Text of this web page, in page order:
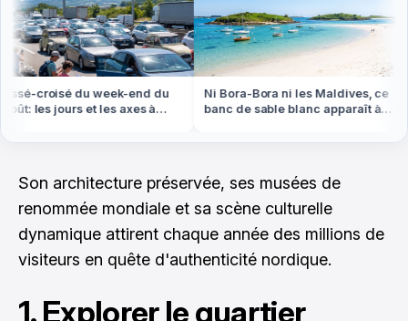
croisé du week-end du
les jours et les axes à
Ni Bora-Bora ni les Maldives, ce
banc de sable blanc apparaît à
Son architecture préservée, ses musées de
renommée mondiale et sa scène culturelle
dynamique attirent chaque année des millions de
visiteurs en quête d'authenticité nordique.
1. Explorer le quartier